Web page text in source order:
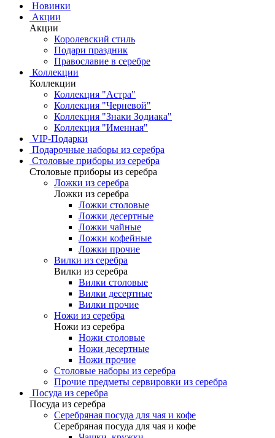
Новинки
Акции
Акции
Королевский стиль
Подари праздник
Православие в серебре
Коллекции
Коллекции
Коллекция "Астра"
Коллекция "Черневой"
Коллекция "Знаки Зодиака"
Коллекция "Именная"
VIP-Подарки
Подарочные наборы из серебра
Столовые приборы из серебра
Столовые приборы из серебра
Ложки из серебра
Ложки из серебра
Ложки столовые
Ложки десертные
Ложки чайные
Ложки кофейные
Ложки прочие
Вилки из серебра
Вилки из серебра
Вилки столовые
Вилки десертные
Вилки прочие
Ножи из серебра
Ножи из серебра
Ножи столовые
Ножи десертные
Ножи прочие
Столовые наборы из серебра
Прочие предметы сервировки из серебра
Посуда из серебра
Посуда из серебра
Серебряная посуда для чая и кофе
Серебряная посуда для чая и кофе